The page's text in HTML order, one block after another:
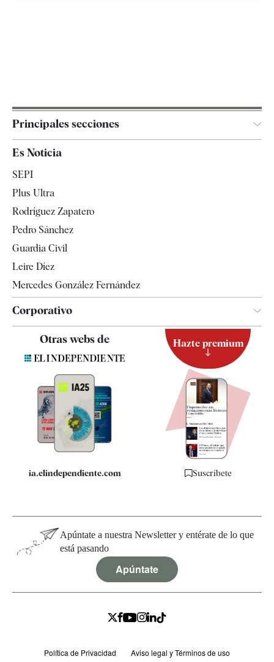
Principales secciones
España
Televisión
Es Noticia
SEPI
Plus Ultra
Rodríguez Zapatero
Pedro Sánchez
Guardia Civil
Leire Díez
Mercedes González Fernández
Corporativo
Contacto
Quiénes somos
Especificaciones
Otras webs de
ia.elindependiente.com
Hazte premium
Suscríbete
Apúntate a nuestra Newsletter y entérate de lo que
está pasando
Apúntate
Política de Privacidad
Aviso legal y Términos de uso